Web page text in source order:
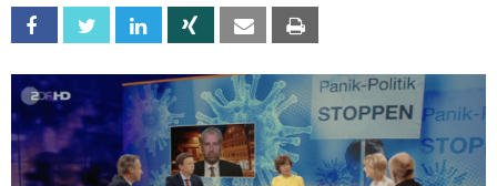
Facebook Twitter Linkedin Xing Email